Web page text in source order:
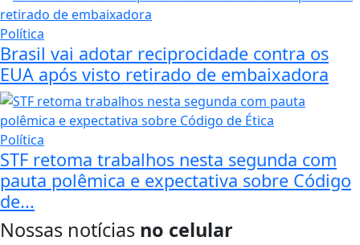
Política
Brasil vai adotar reciprocidade contra os
EUA após visto retirado de embaixadora
Política
STF retoma trabalhos nesta segunda com
pauta polêmica e expectativa sobre Código
de...
Nossas notícias no celular